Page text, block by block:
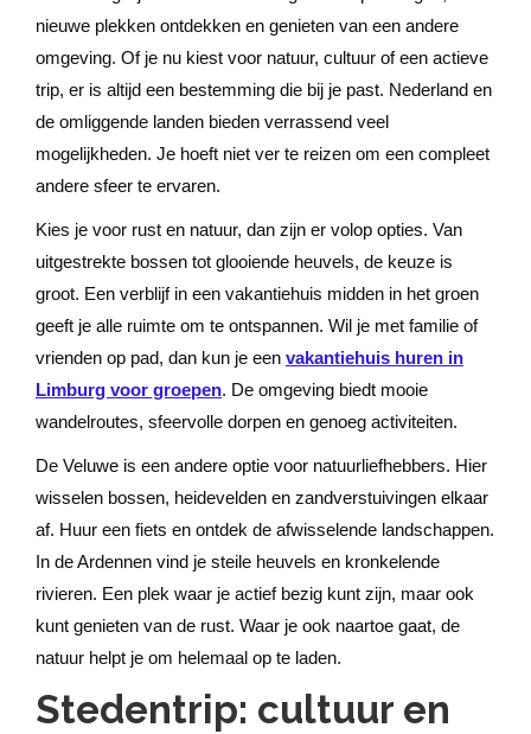
nieuwe plekken ontdekken en genieten van een andere
omgeving. Of je nu kiest voor natuur, cultuur of een actieve
trip, er is altijd een bestemming die bij je past. Nederland en
de omliggende landen bieden verrassend veel
mogelijkheden. Je hoeft niet ver te reizen om een compleet
andere sfeer te ervaren.
Kies je voor rust en natuur, dan zijn er volop opties. Van
uitgestrekte bossen tot glooiende heuvels, de keuze is
groot. Een verblijf in een vakantiehuis midden in het groen
geeft je alle ruimte om te ontspannen. Wil je met familie of
vrienden op pad, dan kun je een vakantiehuis huren in
Limburg voor groepen. De omgeving biedt mooie
wandelroutes, sfeervolle dorpen en genoeg activiteiten.
De Veluwe is een andere optie voor natuurliefhebbers. Hier
wisselen bossen, heidevelden en zandverstuivingen elkaar
af. Huur een fiets en ontdek de afwisselende landschappen.
In de Ardennen vind je steile heuvels en kronkelende
rivieren. Een plek waar je actief bezig kunt zijn, maar ook
kunt genieten van de rust. Waar je ook naartoe gaat, de
natuur helpt je om helemaal op te laden.
Stedentrip: cultuur en